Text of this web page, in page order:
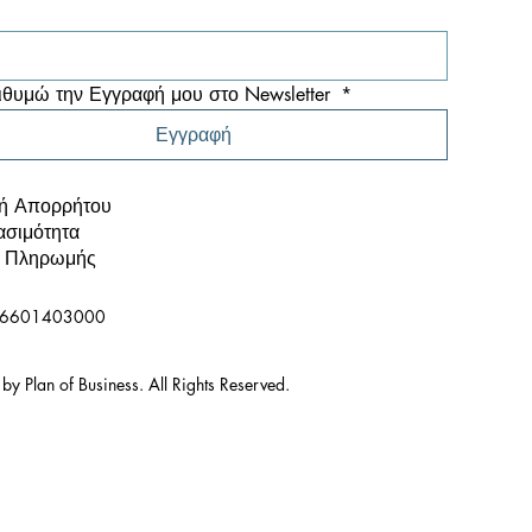
και Risk
Από τα Νούμερα
Έξοδα, KPI και
την Εγγραφή μου στο Newsletter *
Εγγραφή
Απορρήτου
Πληρωμής
Plan of Business. All Rights Reserved.